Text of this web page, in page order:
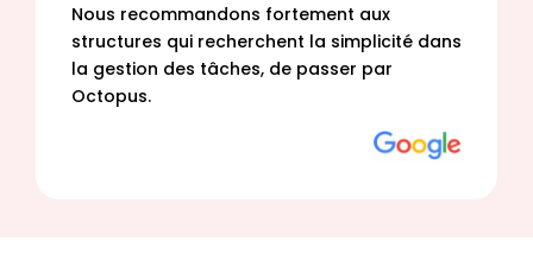
Nous recommandons fortement aux
structures qui recherchent la simplicité dans
la gestion des tâches, de passer par
Octopus.